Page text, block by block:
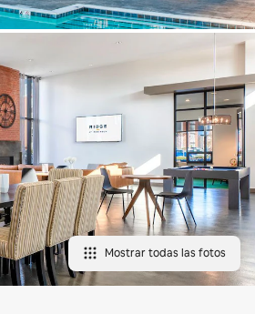
Mostrar todas las fotos